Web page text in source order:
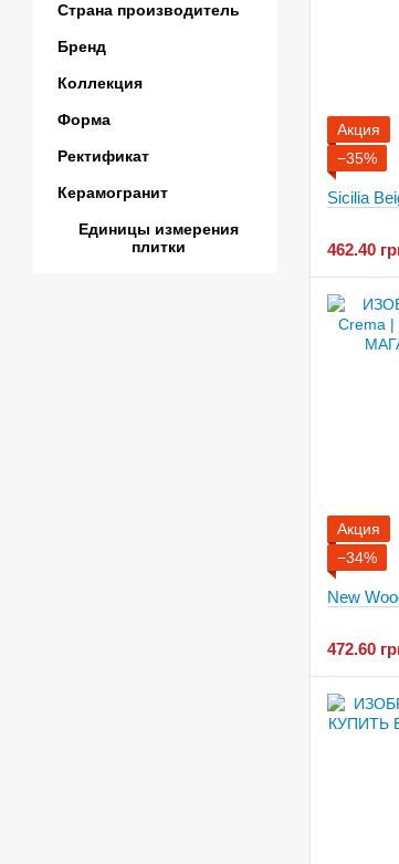
Акция
−35%
Sicilia
462.40
Акция
−34%
New
472.60
Страна производитель
Бренд
Коллекция
Форма
Ректификат
Керамогранит
Единицы измерения
плитки